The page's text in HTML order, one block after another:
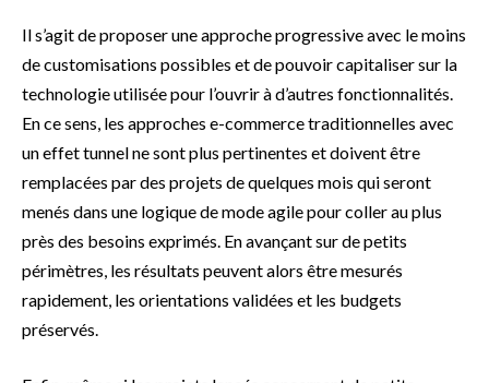
Il s’agit de proposer une approche progressive avec le moins
de customisations possibles et de pouvoir capitaliser sur la
technologie utilisée pour l’ouvrir à d’autres fonctionnalités.
En ce sens, les approches e-commerce traditionnelles avec
un effet tunnel ne sont plus pertinentes et doivent être
remplacées par des projets de quelques mois qui seront
menés dans une logique de mode agile pour coller au plus
près des besoins exprimés. En avançant sur de petits
périmètres, les résultats peuvent alors être mesurés
rapidement, les orientations validées et les budgets
préservés.